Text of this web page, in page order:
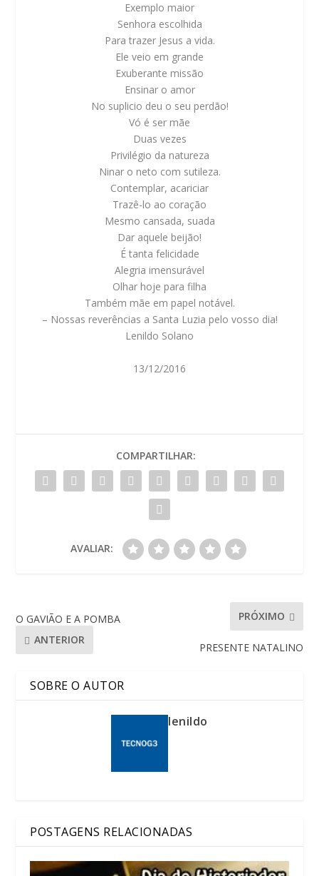
Exemplo maior
Senhora escolhida
Para trazer Jesus a vida.
Ele veio em grande
Exuberante missão
Ensinar o amor
No suplicio deu o seu perdão!
Vó é ser mãe
Duas vezes
Privilégio da natureza
Ninar o neto com sutileza.
Contemplar, acariciar
Trazê-lo ao coração
Mesmo cansada, suada
Dar aquele beijão!
É tanta felicidade
Alegria imensurável
Olhar hoje para filha
Também mãe em papel notável.
– Nossas reverências a Santa Luzia pelo vosso dia!
Lenildo Solano
13/12/2016
COMPARTILHAR:
AVALIAR:
O GAVIÃO E A POMBA
ANTERIOR
PRÓXIMO
PRESENTE NATALINO
SOBRE O AUTOR
lenildo
POSTAGENS RELACIONADAS